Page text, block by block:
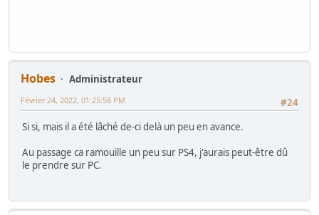
Hobes
Administrateur
#24
Février 24, 2022, 01:25:58 PM
Si si, mais il a été lâché de-ci delà un peu en avance.
Au passage ca ramouille un peu sur PS4, j'aurais peut-être dû
le prendre sur PC.